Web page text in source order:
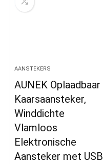
AANSTEKERS
AUNEK Oplaadbaar
Kaarsaansteker,
Winddichte
Vlamloos
Elektronische
Aansteker met USB